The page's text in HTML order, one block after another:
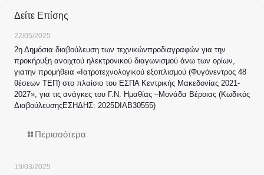
Δείτε Επίσης
22/05/2025
2η Δημόσια διαβούλευση των τεχνικώνπροδιαγραφών για την
προκήρυξη ανοιχτού ηλεκτρονικού διαγωνισμού άνω των ορίων,
γιατην προμήθεια «Ιατροτεχνολογικού εξοπλισμού (Φυγόνεντρος 48
θέσεων ΤΕΠ) στο πλαίσιο του ΕΣΠΑ Κεντρικής Μακεδονίας 2021-
2027», για τις ανάγκες του Γ.Ν. Ημαθίας –Μονάδα Βέροιας (Κωδικός
ΔιαβούλευσηςΕΣΗΔΗΣ: 2025DIAB30555)
Περισσότερα
19/03/2025